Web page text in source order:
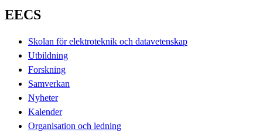
EECS
Skolan för elektroteknik och datavetenskap
Utbildning
Forskning
Samverkan
Nyheter
Kalender
Organisation och ledning